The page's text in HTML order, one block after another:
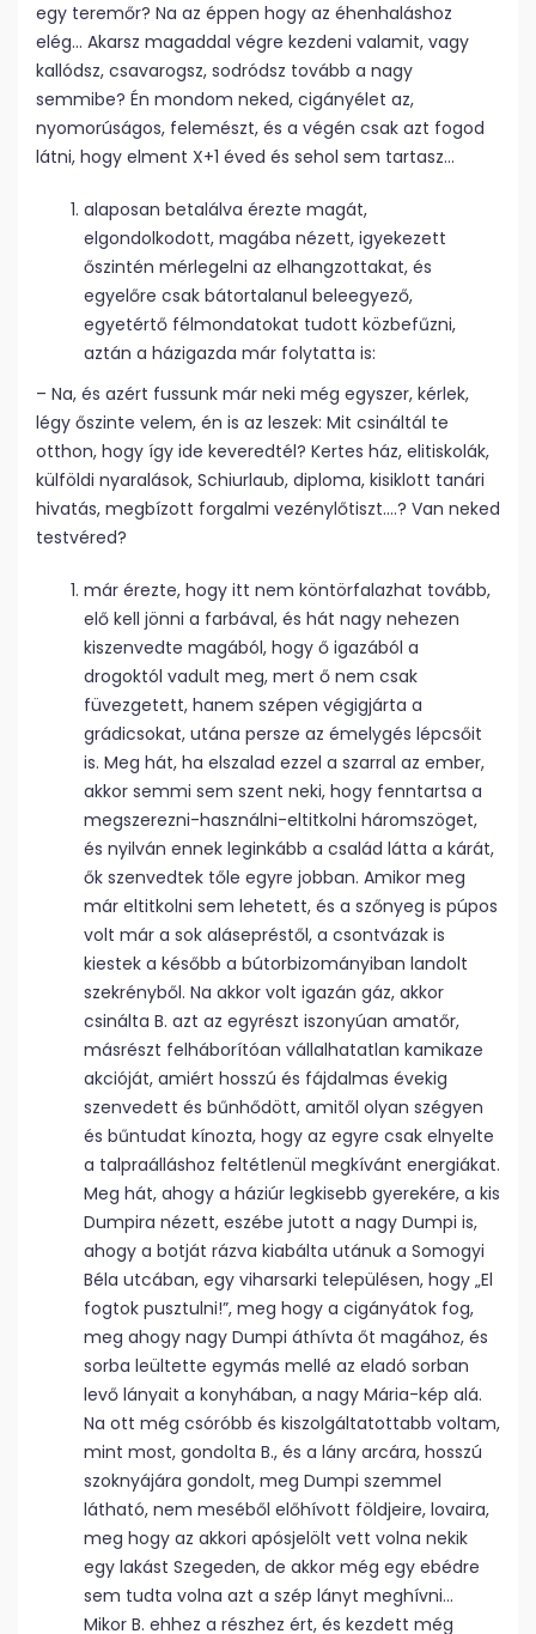
egy teremőr? Na az éppen hogy az éhenhaláshoz
elég… Akarsz magaddal végre kezdeni valamit, vagy
kallódsz, csavarogsz, sodródsz tovább a nagy
semmibe? Én mondom neked, cigányélet az,
nyomorúságos, felemészt, és a végén csak azt fogod
látni, hogy elment X+1 éved és sehol sem tartasz…
alaposan betalálva érezte magát,
elgondolkodott, magába nézett, igyekezett
őszintén mérlegelni az elhangzottakat, és
egyelőre csak bátortalanul beleegyező,
egyetértő félmondatokat tudott közbefűzni,
aztán a házigazda már folytatta is:
– Na, és azért fussunk már neki még egyszer, kérlek,
légy őszinte velem, én is az leszek: Mit csináltál te
otthon, hogy így ide keveredtél? Kertes ház, elitiskolák,
külföldi nyaralások, Schiurlaub, diploma, kisiklott tanári
hivatás, megbízott forgalmi vezénylőtiszt….? Van neked
testvéred?
már érezte, hogy itt nem köntörfalazhat tovább,
elő kell jönni a farbával, és hát nagy nehezen
kiszenvedte magából, hogy ő igazából a
drogoktól vadult meg, mert ő nem csak
füvezgetett, hanem szépen végigjárta a
grádicsokat, utána persze az émelygés lépcsőit
is. Meg hát, ha elszalad ezzel a szarral az ember,
akkor semmi sem szent neki, hogy fenntartsa a
megszerezni-használni-eltitkolni háromszöget,
és nyilván ennek leginkább a család látta a kárát,
ők szenvedtek tőle egyre jobban. Amikor meg
már eltitkolni sem lehetett, és a szőnyeg is púpos
volt már a sok alásepréstől, a csontvázak is
kiestek a később a bútorbizományiban landolt
szekrényből. Na akkor volt igazán gáz, akkor
csinálta B. azt az egyrészt iszonyúan amatőr,
másrészt felháborítóan vállalhatatlan kamikaze
akcióját, amiért hosszú és fájdalmas évekig
szenvedett és bűnhődött, amitől olyan szégyen
és bűntudat kínozta, hogy az egyre csak elnyelte
a talpraálláshoz feltétlenül megkívánt energiákat.
Meg hát, ahogy a háziúr legkisebb gyerekére, a kis
Dumpira nézett, eszébe jutott a nagy Dumpi is,
ahogy a botját rázva kiabálta utánuk a Somogyi
Béla utcában, egy viharsarki településen, hogy „El
fogtok pusztulni!”, meg hogy a cigányátok fog,
meg ahogy nagy Dumpi áthívta őt magához, és
sorba leültette egymás mellé az eladó sorban
levő lányait a konyhában, a nagy Mária-kép alá.
Na ott még csóróbb és kiszolgáltatottabb voltam,
mint most, gondolta B., és a lány arcára, hosszú
szoknyájára gondolt, meg Dumpi szemmel
látható, nem meséből előhívott földjeire, lovaira,
meg hogy az akkori apósjelölt vett volna nekik
egy lakást Szegeden, de akkor még egy ebédre
sem tudta volna azt a szép lányt meghívni…
Mikor B. ehhez a részhez ért, és kezdett még